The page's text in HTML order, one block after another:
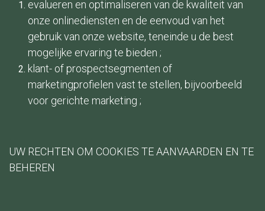
evalueren en optimaliseren van de kwaliteit van
onze onlinediensten en de eenvoud van het
gebruik van onze website, teneinde u de best
mogelijke ervaring te bieden ;
klant- of prospectsegmenten of
marketingprofielen vast te stellen, bijvoorbeeld
voor gerichte marketing ;
UW RECHTEN OM COOKIES TE AANVAARDEN EN TE
BEHEREN